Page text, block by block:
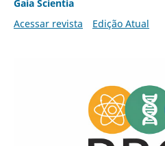
Gaia Scientia
Acessar revista
Edição Atual